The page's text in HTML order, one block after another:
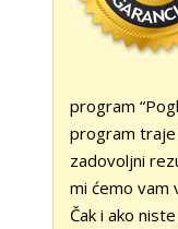
program
program
zadovoljni
mi ćemo vam
Čak i ako